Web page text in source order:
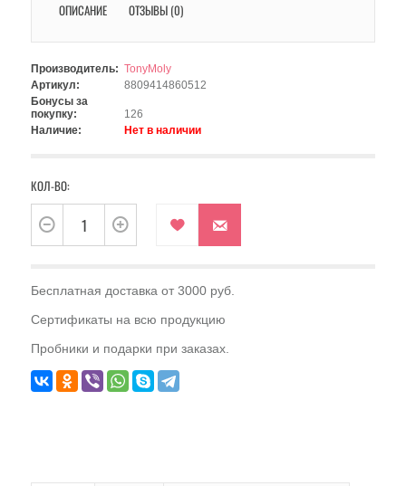
ОПИСАНИЕ ОТЗЫВЫ (0)
Производитель: TonyMoly
Артикул:
8809414860512
Бонусы за
покупку:
126
Наличие:
Нет в наличии
КОЛ-ВО:
Бесплатная доставка от 3000 руб.
Сертификаты на всю продукцию
Пробники и подарки при заказах.